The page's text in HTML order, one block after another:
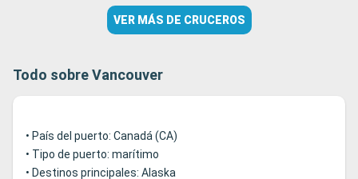
VER MÁS DE CRUCEROS
Todo sobre Vancouver
• País del puerto: Canadá (CA)
• Tipo de puerto: marítimo
• Destinos principales: Alaska